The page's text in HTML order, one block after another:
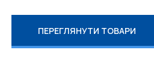
ПЕРЕГЛЯНУТИ ТОВАРИ